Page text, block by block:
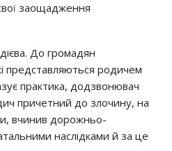
заощадження
До громадян
представляються родичем
практика, додзвонювач
причетний до злочину, на
вчинив дорожньо-
наслідками й за це